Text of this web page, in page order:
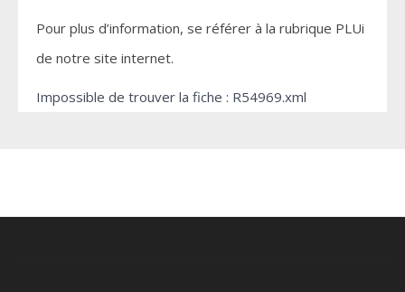
Pour plus d’information, se référer à la rubrique PLUi
de notre site internet.
Impossible de trouver la fiche : R54969.xml